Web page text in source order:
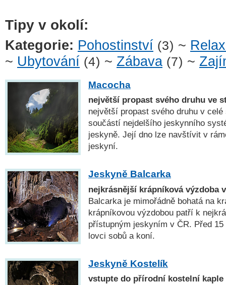
Tipy v okolí:
Kategorie: Pohostinství (3) ~
~ Ubytování (4) ~ Zábava (7) ~
Macocha
největší propast svého druhu ve
největší propast svého druhu v
součástí nejdelšího jeskynního
jeskyně. Její dno lze navštívit v
jeskyní.
Jeskyně Balcarka
nejkrásnější krápníková výzdoba
Balcarka je mimořádně bohatá na
krápníkovou výzdobou patří k
přístupným jeskyním v ČR. Před
lovci sobů a koní.
Jeskyně Kostelík
vstupte do přírodní kostelní kaple